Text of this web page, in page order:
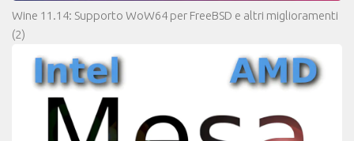
Wine 11.14: Supporto WoW64 per FreeBSD e altri miglioramenti
(2)